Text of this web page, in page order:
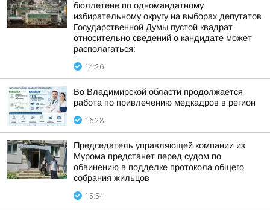
бюллетене по одномандатному
избирательному округу на выборах депутатов
Государственной Думы пустой квадрат
относительно сведений о кандидате может
располагаться:
14:26
Во Владимирской области продолжается
работа по привлечению медкадров в регион
16:23
Председатель управляющей компании из
Мурома предстанет перед судом по
обвинению в подделке протокола общего
собрания жильцов
15:54